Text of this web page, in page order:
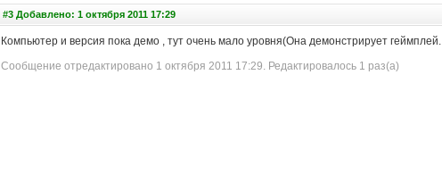
#3 Добавлено: 1 октября 2011 17:29
Компьютер и версия пока демо , тут очень мало уровня(Она демонстрирует геймплей.
Сообщение отредактировано 1 октября 2011 17:29. Редактировалось 1 раз(а)